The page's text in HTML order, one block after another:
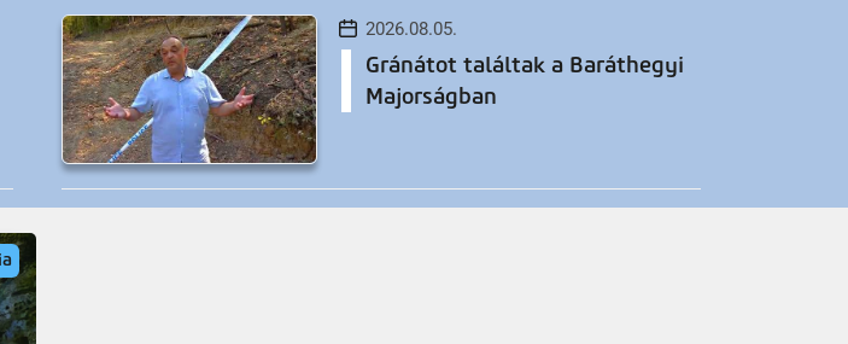
2026.08.05.
Gránátot találtak a Baráthegyi
Majorságban